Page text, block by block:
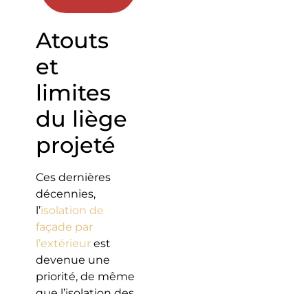
Atouts
et
limites
du liège
projeté
Ces dernières
décennies,
l’isolation de
façade par
l’extérieurest
devenue une
priorité, de même